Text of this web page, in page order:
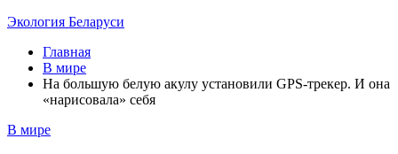
Экология Беларуси
Главная
В мире
На большую белую акулу установили GPS-трекер. И она
«нарисовала» себя
В мире